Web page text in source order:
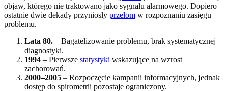
objaw, którego nie traktowano jako sygnału alarmowego. Dopiero
ostatnie dwie dekady przyniosły przełom w rozpoznaniu zasięgu
problemu.
Lata 80. – Bagatelizowanie problemu, brak systematycznej
diagnostyki.
1994 – Pierwsze statystyki wskazujące na wzrost
zachorowań.
2000–2005 – Rozpoczęcie kampanii informacyjnych, jednak
dostęp do spirometrii pozostaje ograniczony.